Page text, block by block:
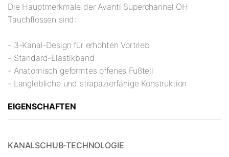
Die Hauptmerkmale der Avanti Superchannel OH
Tauchflossen sind:
- 3-Kanal-Design für erhöhten Vortrieb
- Standard-Elastikband
- Anatomisch geformtes offenes Fußteil
- Langlebliche und strapazierfähige Konstruktion
EIGENSCHAFTEN
KANALSCHUB-TECHNOLOGIE